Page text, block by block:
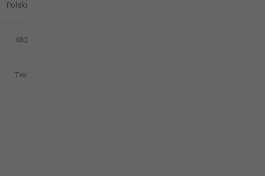
Polski
480
Tak